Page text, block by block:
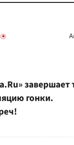
гонки.